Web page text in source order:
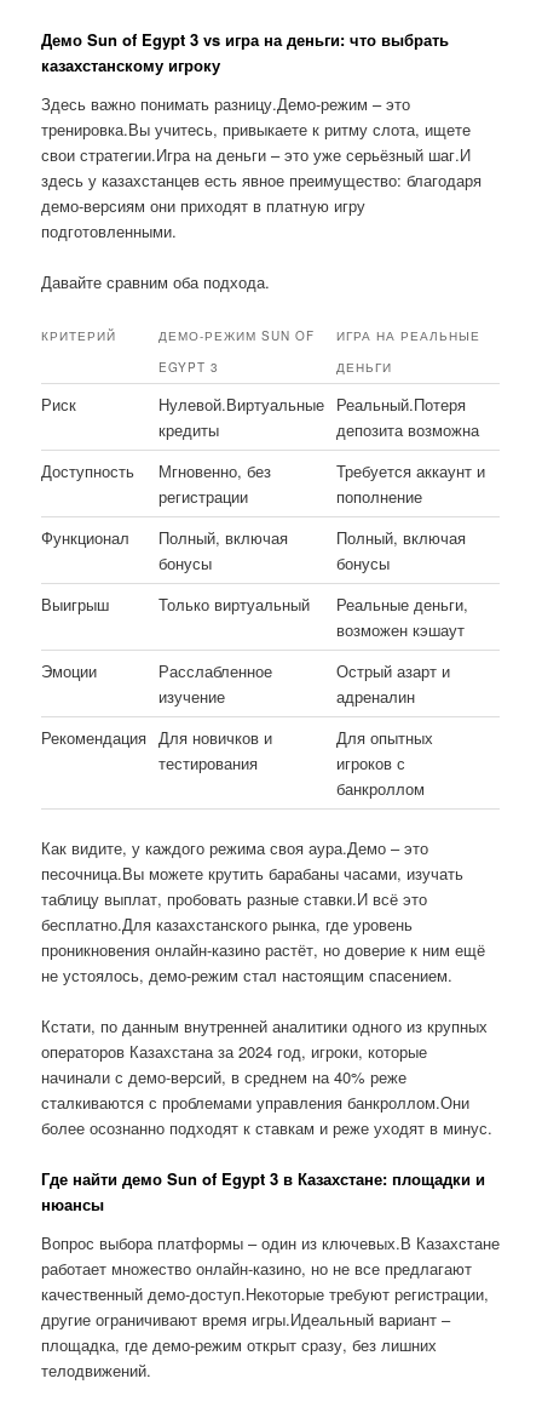
Демо Sun of Egypt 3 vs игра на деньги: что выбрать
казахстанскому игроку
Здесь важно понимать разницу.Демо-режим – это
тренировка.Вы учитесь, привыкаете к ритму слота, ищете
свои стратегии.Игра на деньги – это уже серьёзный шаг.И
здесь у казахстанцев есть явное преимущество: благодаря
демо-версиям они приходят в платную игру
подготовленными.
Давайте сравним оба подхода.
КРИТЕРИЙ
ДЕМО-РЕЖИМ SUN OF
EGYPT 3
ИГРА НА РЕАЛЬНЫЕ
ДЕНЬГИ
Риск
Нулевой.Виртуальные
кредиты
Реальный.Потеря
депозита возможна
Доступность
Мгновенно, без
регистрации
Требуется аккаунт и
пополнение
Функционал
Полный, включая
бонусы
Полный, включая
бонусы
Выигрыш
Только виртуальный
Реальные деньги,
возможен кэшаут
Эмоции
Расслабленное
изучение
Острый азарт и
адреналин
Рекомендация Для новичков и
тестирования
Для опытных
игроков с
банкроллом
Как видите, у каждого режима своя аура.Демо – это
песочница.Вы можете крутить барабаны часами, изучать
таблицу выплат, пробовать разные ставки.И всё это
бесплатно.Для казахстанского рынка, где уровень
проникновения онлайн-казино растёт, но доверие к ним ещё
не устоялось, демо-режим стал настоящим спасением.
Кстати, по данным внутренней аналитики одного из крупных
операторов Казахстана за 2024 год, игроки, которые
начинали с демо-версий, в среднем на 40% реже
сталкиваются с проблемами управления банкроллом.Они
более осознанно подходят к ставкам и реже уходят в минус.
Где найти демо Sun of Egypt 3 в Казахстане: площадки и
нюансы
Вопрос выбора платформы – один из ключевых.В Казахстане
работает множество онлайн-казино, но не все предлагают
качественный демо-доступ.Некоторые требуют регистрации,
другие ограничивают время игры.Идеальный вариант –
площадка, где демо-режим открыт сразу, без лишних
телодвижений.